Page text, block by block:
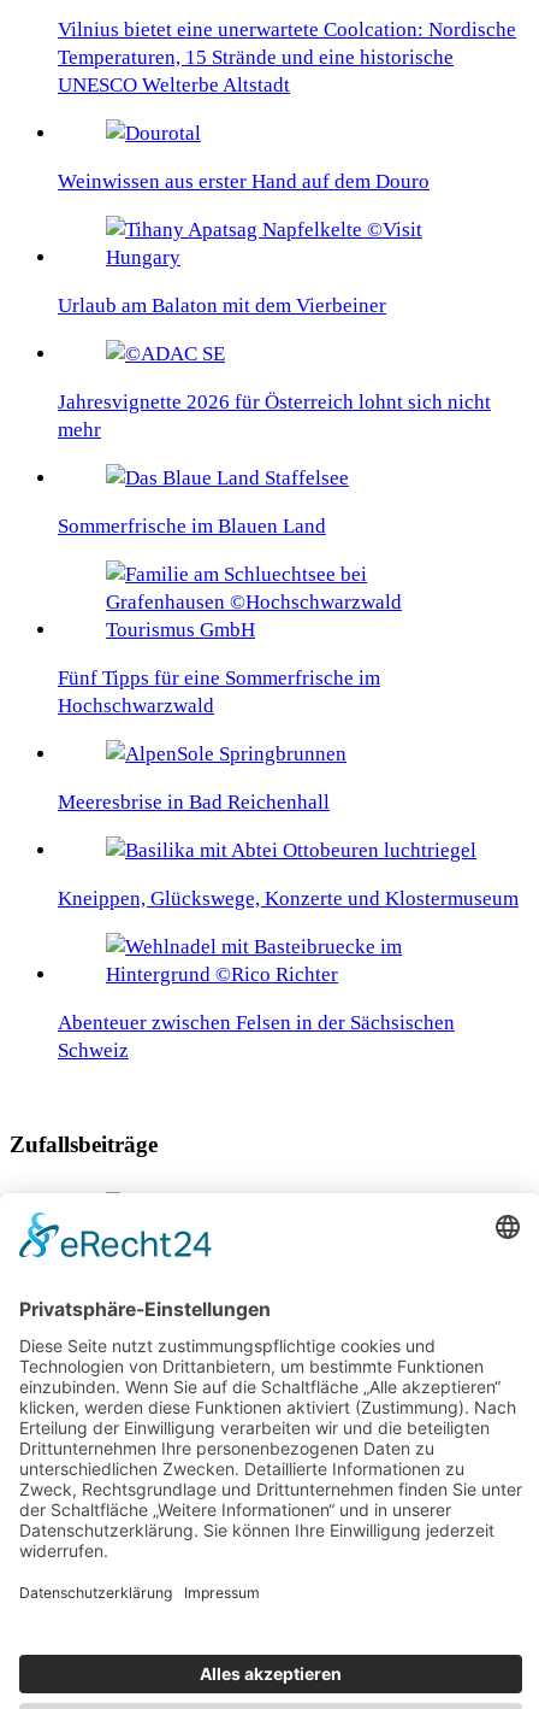
Vilnius bietet eine unerwartete Coolcation: Nordische
Temperaturen, 15 Strände und eine historische
UNESCO Welterbe Altstadt
Weinwissen aus erster Hand auf dem Douro
Urlaub am Balaton mit dem Vierbeiner
Jahresvignette 2026 für Österreich lohnt sich nicht
mehr
Sommerfrische im Blauen Land
Fünf Tipps für eine Sommerfrische im
Hochschwarzwald
Meeresbrise in Bad Reichenhall
Kneippen, Glückswege, Konzerte und Klostermuseum
Abenteuer zwischen Felsen in der Sächsischen
Schweiz
Zufallsbeiträge
Übernachten wo sich Gams und Murmeltier gute Nacht
20 Jahre „Ludwig²“
Autofrei zu den Highlights am Lago Maggiore
25 Jahre Hotels & Sportresort Fleesensee